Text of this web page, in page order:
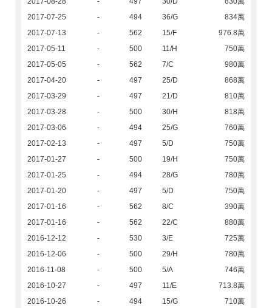
2017-07-25
- 494 36/G
834萬
2017-07-13
- 562 15/F
976.8萬
2017-05-11
- 500 11/H
750萬
2017-05-05
- 562 7/C
980萬
2017-04-20
- 497 25/D
868萬
2017-03-29
- 497 21/D
810萬
2017-03-28
- 500 30/H
818萬
2017-03-06
- 494 25/G
760萬
2017-02-13
- 497 5/D
750萬
2017-01-27
- 500 19/H
750萬
2017-01-25
- 494 28/G
780萬
2017-01-20
- 497 5/D
750萬
2017-01-16
- 562 8/C
390萬
2017-01-16
- 562 22/C
880萬
2016-12-12
- 530 3/E
725萬
2016-12-06
- 500 29/H
780萬
2016-11-08
- 500 5/A
746萬
2016-10-27
- 497 11/E
713.8萬
2016-10-26
- 494 15/G
710萬